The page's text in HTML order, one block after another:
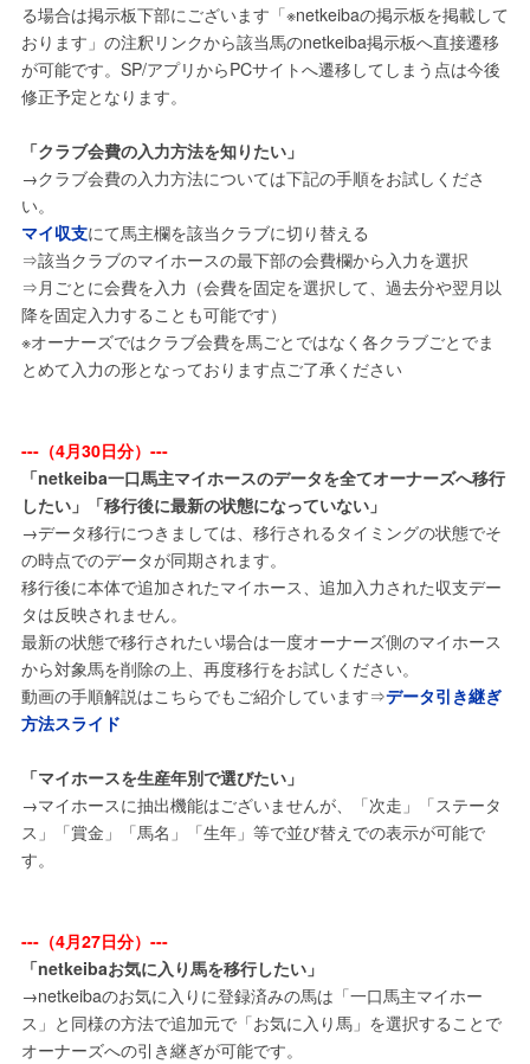
る場合は掲示板下部にございます「※netkeibaの掲示板を掲載して
おります」の注釈リンクから該当馬のnetkeiba掲示板へ直接遷移
が可能です。SP/アプリからPCサイトへ遷移してしまう点は今後
修正予定となります。
「クラブ会費の入力方法を知りたい」
→クラブ会費の入力方法については下記の手順をお試しくださ
い。
マイ収支にて馬主欄を該当クラブに切り替える
⇒該当クラブのマイホースの最下部の会費欄から入力を選択
⇒月ごとに会費を入力（会費を固定を選択して、過去分や翌月以
降を固定入力することも可能です）
※オーナーズではクラブ会費を馬ごとではなく各クラブごとでま
とめて入力の形となっております点ご了承ください
---（4月30日分）---
「netkeiba一口馬主マイホースのデータを全てオーナーズへ移行
したい」「移行後に最新の状態になっていない」
→データ移行につきましては、移行されるタイミングの状態でそ
の時点でのデータが同期されます。
移行後に本体で追加されたマイホース、追加入力された収支デー
タは反映されません。
最新の状態で移行されたい場合は一度オーナーズ側のマイホース
から対象馬を削除の上、再度移行をお試しください。
動画の手順解説はこちらでもご紹介しています⇒データ引き継ぎ
方法スライド
「マイホースを生産年別で選びたい」
→マイホースに抽出機能はございませんが、「次走」「ステータ
ス」「賞金」「馬名」「生年」等で並び替えでの表示が可能で
す。
---（4月27日分）---
「netkeibaお気に入り馬を移行したい」
→netkeibaのお気に入りに登録済みの馬は「一口馬主マイホー
ス」と同様の方法で追加元で「お気に入り馬」を選択することで
オーナーズへの引き継ぎが可能です。